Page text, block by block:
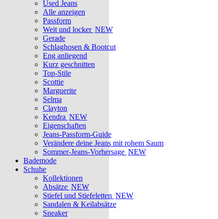
Used Jeans
Alle anzeigen
Passform
Weit und locker NEW
Gerade
Schlaghosen & Bootcut
Eng anliegend
Kurz geschnitten
Top-Stile
Scottie
Marguerite
Selma
Clayton
Kendra NEW
Eigenschaften
Jeans-Passform-Guide
Verändere deine Jeans mit rohem Saum
Sommer-Jeans-Vorhersage NEW
Bademode
Schuhe
Kollektionen
Absätze NEW
Stiefel und Stiefeletten NEW
Sandalen & Keilabsätze
Sneaker